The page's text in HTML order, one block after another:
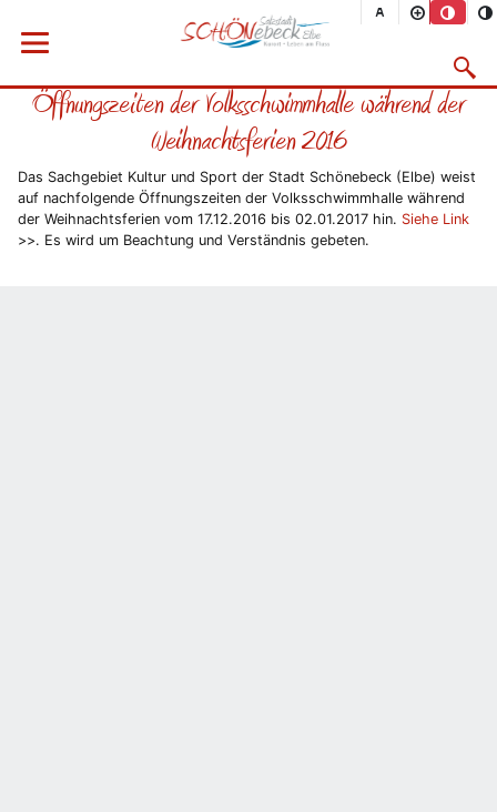
Menü öffnen
Vorheriges Bild
Startseite
Rathaus
Aktuelles 2016
Öffnungszeiten der Volksschwimmhalle während der
Weihnachtsferien 2016
Das Sachgebiet Kultur und Sport der Stadt Schönebeck (Elbe) weist
auf nachfolgende Öffnungszeiten der Volksschwimmhalle während
der Weihnachtsferien vom 17.12.2016 bis 02.01.2017 hin. Siehe Link
>>. Es wird um Beachtung und Verständnis gebeten.